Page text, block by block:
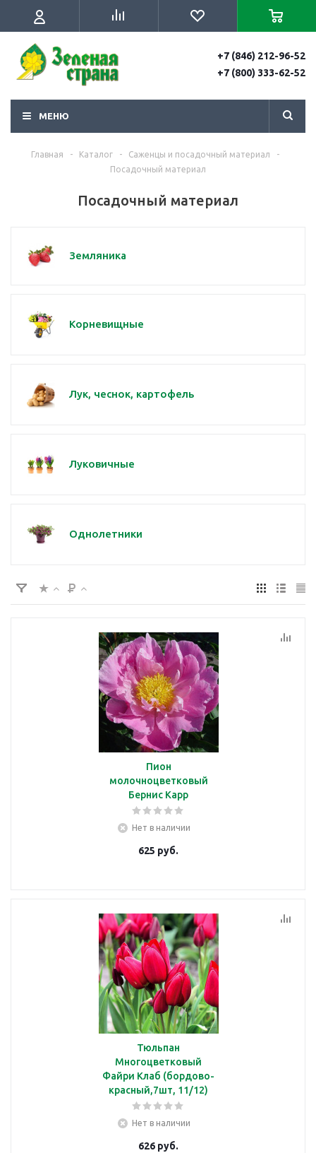
+7 (846) 212-96-52
+7 (800) 333-62-52
МЕНЮ
Главная - Каталог - Саженцы и посадочный материал
-
Посадочный материал
Посадочный материал
Земляника
Корневищные
Лук, чеснок, картофель
Луковичные
Однолетники
Пион
молочноцветковый
Бернис Карр
Нет в наличии
625 руб.
Тюльпан
Многоцветковый
Файри Клаб (бордово-
красный,7шт, 11/12)
Нет в наличии
626 руб.